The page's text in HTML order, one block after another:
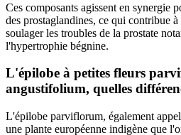
Ces composants agissent en synergie
des prostaglandines, ce qui contribue
soulager les troubles de la prostate
l'hypertrophie bégnine.
L'épilobe à petites fleurs
angustifolium, quelles
L'épilobe parviflorum, également
une plante européenne indigène que